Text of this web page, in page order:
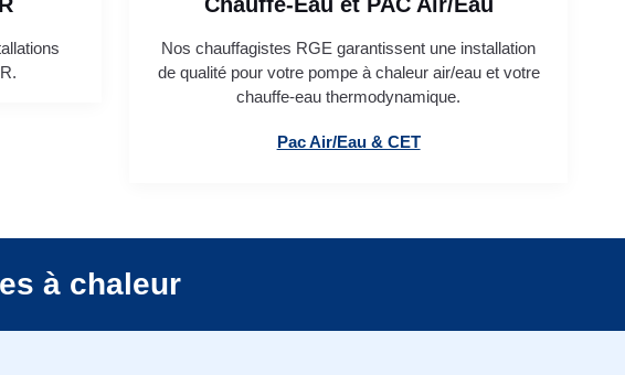
Nos chauffagistes RGE garantissent une installation
de qualité pour votre pompe à chaleur air/eau et votre
chauffe-eau thermodynamique.
Pac Air/Eau & CET
à chaleur